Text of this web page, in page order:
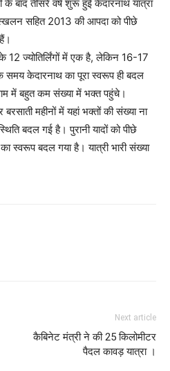
के बाद तीसरे वर्ष शुरू हुई केदारनाथ यात्रा
सहित 2013 की आपदा को पीछे
12 ज्योतिर्लिंगों में एक है, लेकिन 16-17
केदारनाथ का पूरा स्वरूप ही बदल
में बहुत कम संख्या में भक्त पहुंचे।
महीनों में यहां भक्तों की संख्या ना
बदल गई है। पुरानी यादों को पीछे
स्वरूप बदल गया है। यात्री भारी संख्या
Next article
कैबिनेट मंत्री ने की 25 किलोमीटर
पैदल कावड़ यात्रा ।